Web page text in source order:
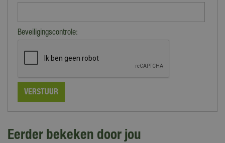
Beveiligingscontrole:
Eerder bekeken door jou